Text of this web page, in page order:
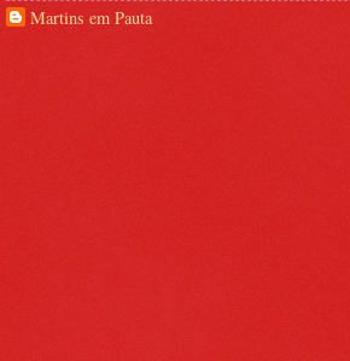
Martins em Pauta